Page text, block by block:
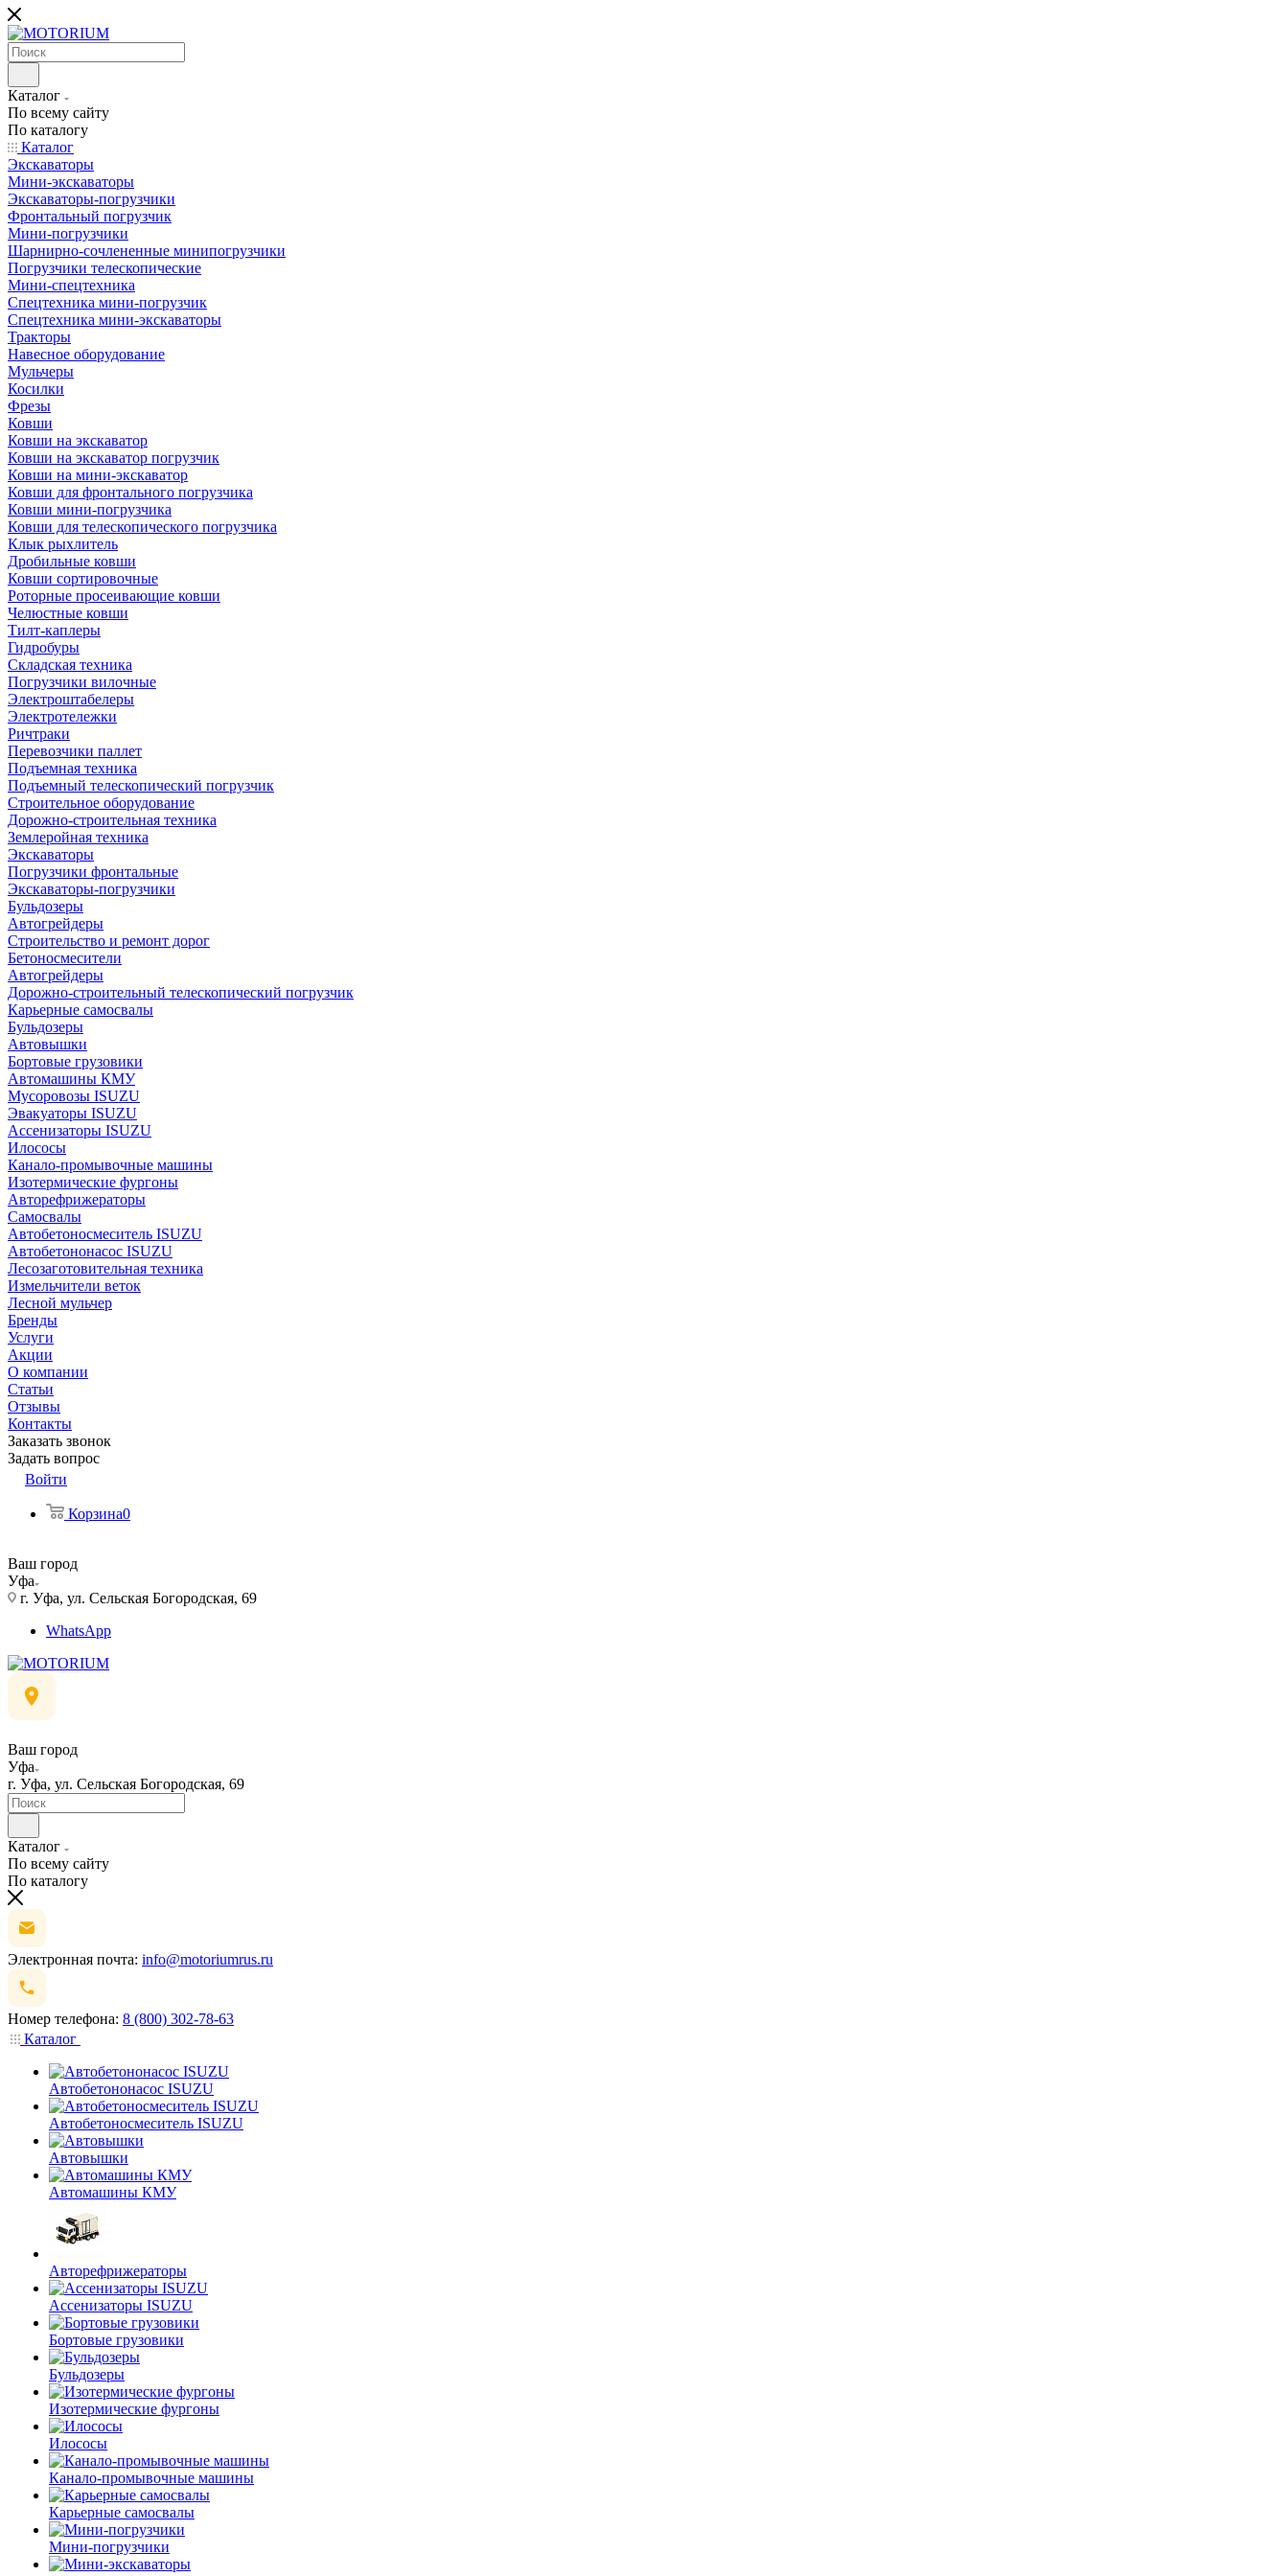
Каталог
По всему сайту
По каталогу
Каталог
Экскаваторы
Мини-экскаваторы
Экскаваторы-погрузчики
Фронтальный погрузчик
Мини-погрузчики
Шарнирно-сочлененные минипогрузчики
Погрузчики телескопические
Мини-спецтехника
Спецтехника мини-погрузчик
Спецтехника мини-экскаваторы
Тракторы
Навесное оборудование
Мульчеры
Косилки
Фрезы
Ковши
Ковши на экскаватор
Ковши на экскаватор погрузчик
Ковши на мини-экскаватор
Ковши для фронтального погрузчика
Ковши мини-погрузчика
Ковши для телескопического погрузчика
Клык рыхлитель
Дробильные ковши
Ковши сортировочные
Роторные просеивающие ковши
Челюстные ковши
Тилт-каплеры
Гидробуры
Складская техника
Погрузчики вилочные
Электроштабелеры
Электротележки
Ричтраки
Перевозчики паллет
Подъемная техника
Подъемный телескопический погрузчик
Строительное оборудование
Дорожно-строительная техника
Землеройная техника
Экскаваторы
Погрузчики фронтальные
Экскаваторы-погрузчики
Бульдозеры
Автогрейдеры
Строительство и ремонт дорог
Бетоносмесители
Автогрейдеры
Дорожно-строительный телескопический погрузчик
Карьерные самосвалы
Бульдозеры
Автовышки
Бортовые грузовики
Автомашины КМУ
Мусоровозы ISUZU
Эвакуаторы ISUZU
Ассенизаторы ISUZU
Илососы
Канало-промывочные машины
Изотермические фургоны
Авторефрижераторы
Самосвалы
Автобетоносмеситель ISUZU
Автобетононасос ISUZU
Лесозаготовительная техника
Измельчители веток
Лесной мульчер
Бренды
Услуги
Акции
О компании
Статьи
Отзывы
Контакты
Заказать звонок
Задать вопрос
Войти
Корзина0
Ваш город
Уфа
г. Уфа, ул. Сельская Богородская, 69
WhatsApp
Ваш город
Уфа
г. Уфа, ул. Сельская Богородская, 69
Каталог
По всему сайту
По каталогу
Электронная почта: info@motoriumrus.ru
Номер телефона: 8 (800) 302-78-63
Каталог
Автобетононасос ISUZU
Автобетоносмеситель ISUZU
Автовышки
Автомашины КМУ
Авторефрижераторы
Ассенизаторы ISUZU
Бортовые грузовики
Бульдозеры
Изотермические фургоны
Илососы
Канало-промывочные машины
Карьерные самосвалы
Мини-погрузчики